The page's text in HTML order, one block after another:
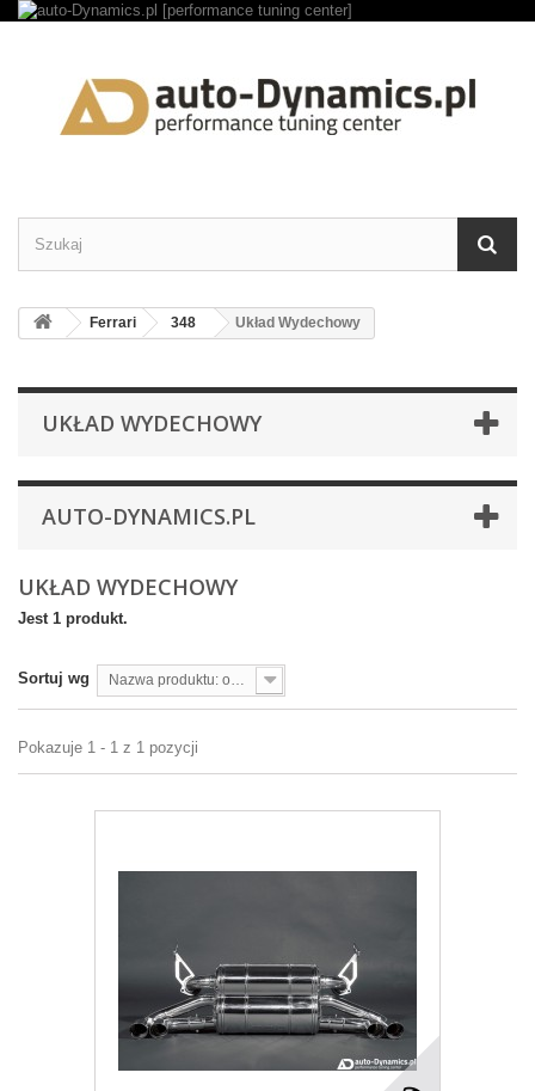
Ferrari 348 Układ Wydechowy
UKŁAD WYDECHOWY
AUTO-DYNAMICS.PL
UKŁAD WYDECHOWY
Jest 1 produkt.
Sortuj wg Nazwa produktu: od A do Z
Pokazuje 1 - 1 z 1 pozycji